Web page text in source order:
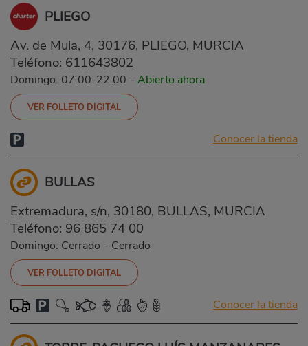
PLIEGO
Av. de Mula, 4, 30176, PLIEGO, MURCIA
Teléfono: 611643802
Domingo: 07:00-22:00 - Abierto ahora
VER FOLLETO DIGITAL
Conocer la tienda
BULLAS
Extremadura, s/n, 30180, BULLAS, MURCIA
Teléfono: 96 865 74 00
Domingo: Cerrado - Cerrado
VER FOLLETO DIGITAL
Conocer la tienda